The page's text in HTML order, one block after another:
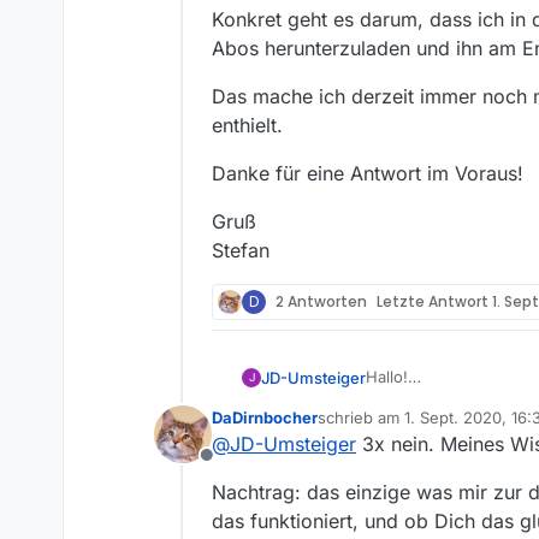
Konkret geht es darum, dass ich in
Abos herunterzuladen und ihn am
Das mache ich derzeit immer noch
enthielt.
Danke für eine Antwort im Voraus!
Gruß
Stefan
D 2 Antworten Letzte Antwort 1.
J JD-UmsteigerHallo!
“
neue Version separat
Gibt es diese
Oder gibt es
Konkret geht es
Das mache ich derzeit
Offline
DaDirnbocherschrieb am 1. Sept. 2020,
zuletzt editiert von
@JD-Umsteiger 3x nein. Meines
Nachtrag: das einzige was mir zur
das funktioniert, und ob Dich das